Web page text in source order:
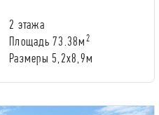
2 этажа
Площадь 73.38м2
Размеры 5,2x8,9м